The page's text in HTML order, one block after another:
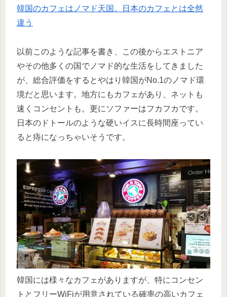
韓国のカフェはノマド天国。日本のカフェとは全然
違う
以前このような記事を書き、この後からエストニア
やその他多くの国でノマド的な生活をしてきました
が、総合評価をするとやはり韓国がNo.1のノマド環
境だと思います。地方にもカフェがあり、ネットも
速くコンセントも。更にソファーはフカフカです。
日本のドトールのような硬いイスに長時間座ってい
ると痔になっちゃいそうです。
韓国には様々なカフェがありますが、特にコンセン
トとフリーWiFiが用意されている確率の高いカフェ